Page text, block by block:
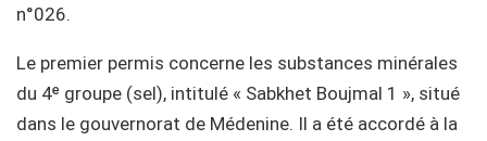
n°026.
Le premier permis concerne les substances minérales
du 4ᵉ groupe (sel), intitulé « Sabkhet Boujmal 1 », situé
dans le gouvernorat de Médenine. Il a été accordé à la